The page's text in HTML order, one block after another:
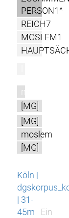
PERSON1^
REICH7
MOSLEM1
m
[MG]
[MG]
moslem
[MG]
Köln |
| 31-
45m
Ein